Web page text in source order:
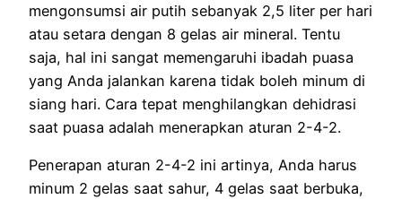
mengonsumsi air putih sebanyak 2,5 liter per hari
atau setara dengan 8 gelas air mineral. Tentu
saja, hal ini sangat memengaruhi ibadah puasa
yang Anda jalankan karena tidak boleh minum di
siang hari. Cara tepat menghilangkan dehidrasi
saat puasa adalah menerapkan aturan 2-4-2.
Penerapan aturan 2-4-2 ini artinya, Anda harus
minum 2 gelas saat sahur, 4 gelas saat berbuka,